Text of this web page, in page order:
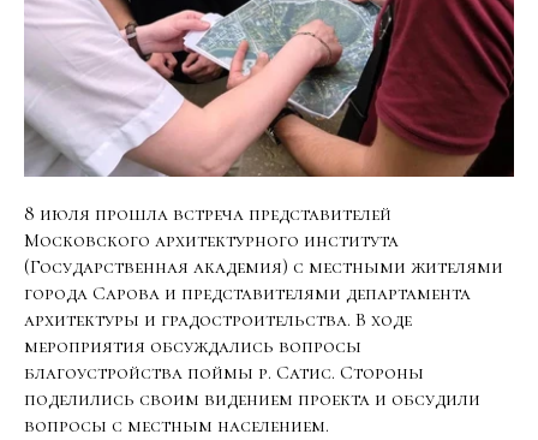
8 июля прошла встреча представителей
Московского архитектурного института
(Государственная академия) с местными жителями
города Сарова и представителями департамента
архитектуры и градостроительства. В ходе
мероприятия обсуждались вопросы
благоустройства поймы р. Сатис. Стороны
поделились своим видением проекта и обсудили
вопросы с местным населением.